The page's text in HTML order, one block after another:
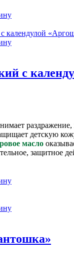
с
раздражение,
детскую
масло
защитное